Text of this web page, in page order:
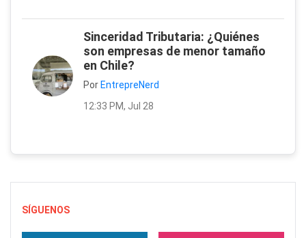
Sinceridad Tributaria: ¿Quiénes
son empresas de menor tamaño
en Chile?
Por EntrepreNerd
12:33 PM, Jul 28
SÍGUENOS